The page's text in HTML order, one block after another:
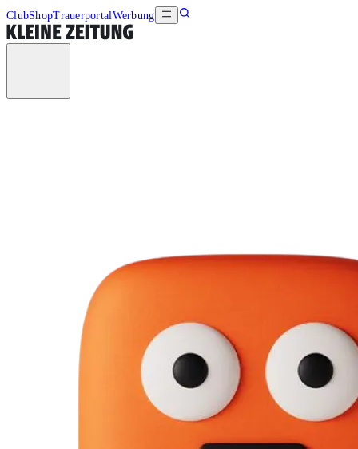
ClubShopTrauerportalWerbung